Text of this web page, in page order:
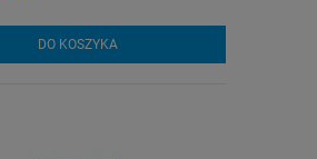
DO KOSZYKA